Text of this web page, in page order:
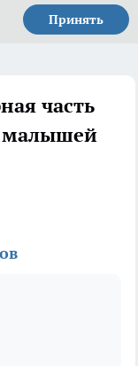
Принять
часть
малышей